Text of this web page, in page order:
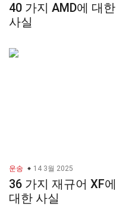
40 가지 AMD에 대한
사실
운송 14 3월 2025
36 가지 재규어 XF에
대한 사실